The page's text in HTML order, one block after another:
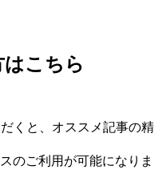
こちら
くと、オススメ記事の精
のご利用が可能になりま